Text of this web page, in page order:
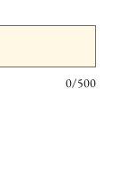
0/500